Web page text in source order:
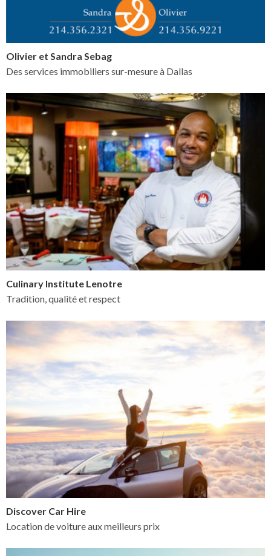
Olivier et Sandra Sebag
Des services immobiliers sur-mesure à Dallas
Culinary Institute Lenotre
Tradition, qualité et respect
Discover Car Hire
Location de voiture aux meilleurs prix